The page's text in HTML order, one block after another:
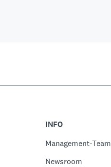
INFO
Management-Team
Newsroom